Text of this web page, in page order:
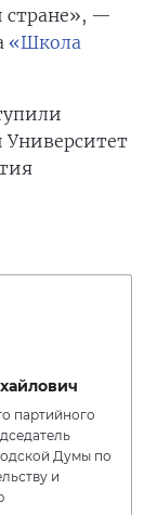
стране», —
«Школа
Университет
партийного
Думы по
и